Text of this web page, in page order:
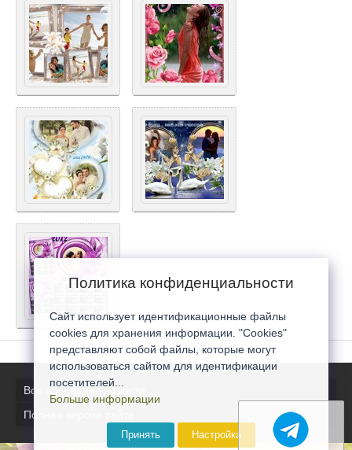
Все последние новости
Полная версия сайта
Политика конфиденциальности
Сайт использует идентификационные файлы
cookies для хранения информации. "Cookies"
представляют собой файлы, которые могут
использоваться сайтом для идентификации
посетителей...
Больше информации
Принять Настройка